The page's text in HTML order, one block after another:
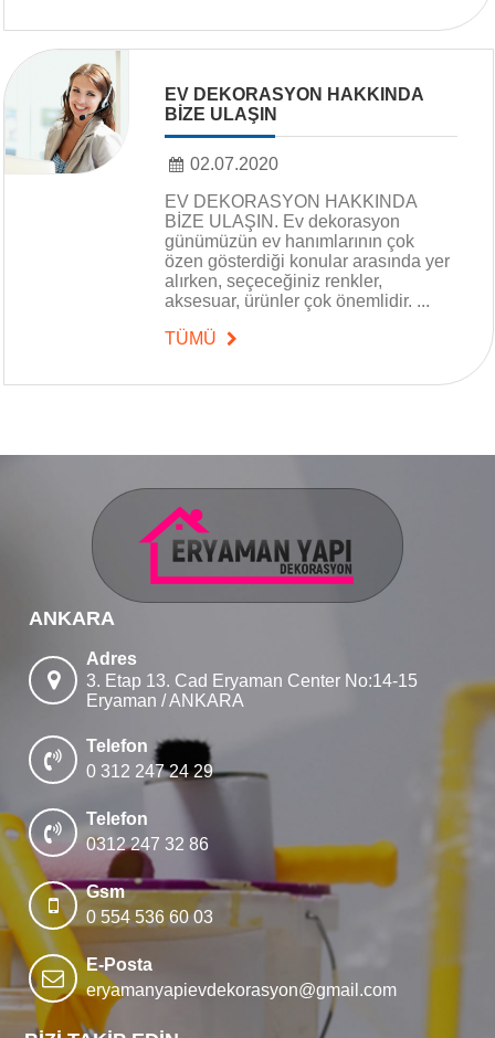
EV DEKORASYON HAKKINDA
BİZE ULAŞIN
02.07.2020
EV DEKORASYON HAKKINDA
BİZE ULAŞIN. Ev dekorasyon
günümüzün ev hanımlarının çok
özen gösterdiği konular arasında yer
alırken, seçeceğiniz renkler,
aksesuar, ürünler çok önemlidir. ...
TÜMÜ
ANKARA
Adres
3. Etap 13. Cad Eryaman Center No:14-15
Eryaman / ANKARA
Telefon
0 312 247 24 29
Telefon
0312 247 32 86
Gsm
0 554 536 60 03
E-Posta
eryamanyapievdekorasyon@gmail.com